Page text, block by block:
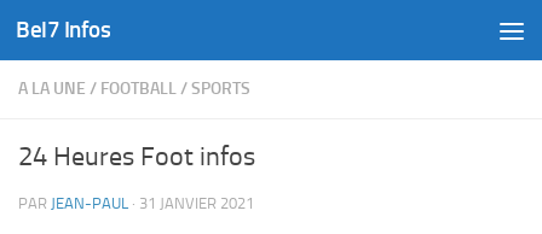
Skip to content
Bel7 Infos
A LA UNE / FOOTBALL/SPORTS
24 Heures Foot infos
PAR JEAN-PAUL · 31 JANVIER 2021